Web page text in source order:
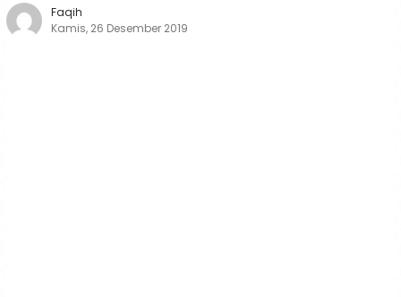
Faqih
Kamis, 26 Desember 2019